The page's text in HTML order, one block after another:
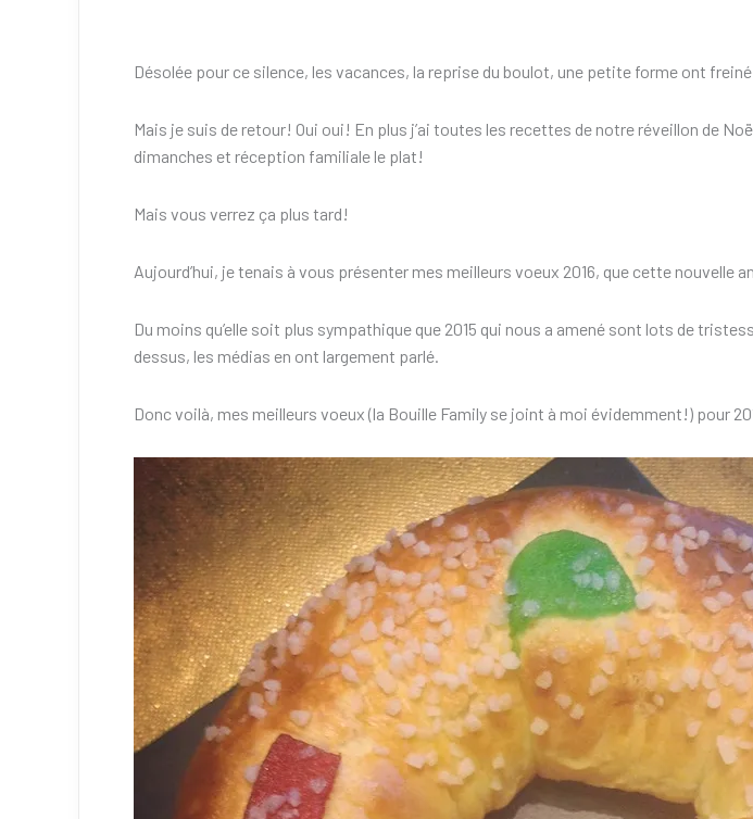
Désolée pour ce silence, les vacances, la reprise du boulot, une petite forme ont
Mais je suis de retour! Oui oui! En plus j’ai toutes les recettes de notre réveillon de
dimanches et réception familiale le plat!
Mais vous verrez ça plus tard!
Aujourd’hui, je tenais à vous présenter mes meilleurs voeux 2016, que cette nouvelle
Du moins qu’elle soit plus sympathique que 2015 qui nous a amené sont lots de
dessus, les médias en ont largement parlé.
Donc voilà, mes meilleurs voeux (la Bouille Family se joint à moi évidemment!) pour